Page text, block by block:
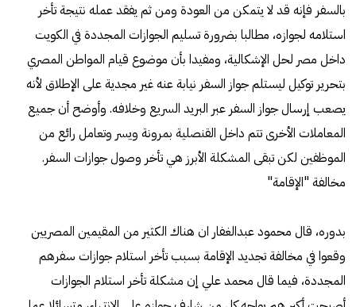
بالسفر فإنه قد لا يتمكن من العودة ومن ثم يفقد عمله نتيجة تأخر
استلامه لجوازه، مطالبا بضرورة تسليم الجوازات المجددة في الكويت
داخل مصر لحل الإشكالية، ومفيدا بأن موضوع قيام المواطن المصري
بتحرير توكيل ليستلم جواز السفر نيابة عنه غير مجدية على الإطلاق لأنه
يصعب إرسال جواز السفر عبر البريد السريع وخلافه. وأوضح أن جميع
المعاملات الأخرى تتم داخل القنصلية بمرونة ويسر وتعامل رائع من
الموظفين لكن تبقى المشكلة الأبرز هي تأخر وصول جوازات السفر.
مخالفة "الإقامة"
بدوره، قال محمود عبدالغفار ان هناك الكثير من المقيمين المصريين
وقعوا في مخالفة تجديد الإقامة بسبب تأخر استلام جوازات سفرهم
المجددة، فيما قال محمد علي إن مشكلة تأخر استلام الجوازات